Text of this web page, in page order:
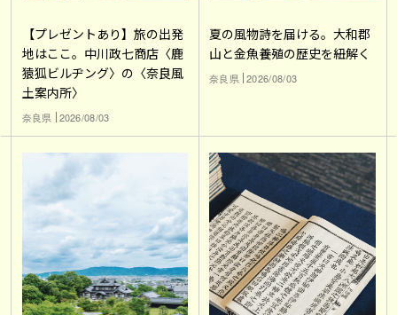
【プレゼントあり】旅の出発
地はここ。中川政七商店〈鹿
猿狐ビルヂング〉の〈奈良風
土案内所〉
奈良県 2026/08/03
夏の風物詩を届ける。大和郡
山と金魚養殖の歴史を紐解く
奈良県 2026/08/03